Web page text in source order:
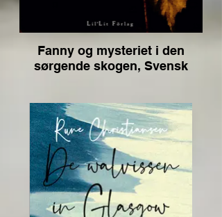
Fanny og mysteriet i den
sørgende skogen, Svensk